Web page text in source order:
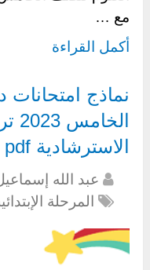
مع …
أكمل القراءة
نماذج
الاسترشادية pdf
عبد الله
المرحلة